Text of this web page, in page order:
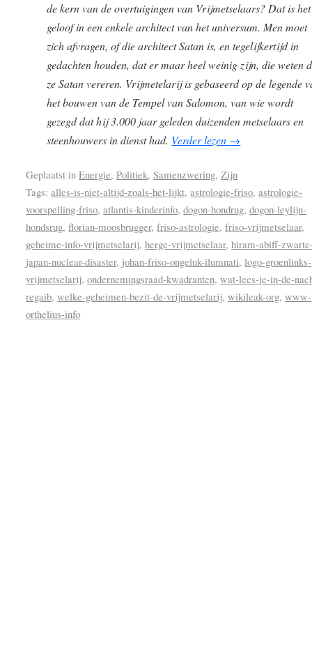
de kern van de overtuigingen van Vrijmetselaars? Dat is het
geloof in een enkele architect van het universum. Men moet
zich afvragen, of die architect Satan is, en tegelijkertijd in
gedachten houden, dat er maar heel weinig zijn, die weten
ze Satan vereren. Vrijmetelarij is gebaseerd op de legende
het bouwen van de Tempel van Salomon, van wie wordt
gezegd dat hij 3.000 jaar geleden duizenden metselaars en
steenhouwers in dienst had. Verder lezen →
Geplaatst in Energie,Politiek,Samenzwering,Zijn
Tags: alles-is-niet-altijd-zoals-het-lijkt,astrologie-friso,astrologie-
voorspelling-friso,atlantis-kinderinfo,dogon-hondrug,dogon-leylijn-
hondsrug,florian-moosbrugger,friso-astrologie,friso-vrijmetselaar,
geheime-info-vrijmetselarij,herge-vrijmetselaar,hiram-abiff-
japan-nuclear-disaster, johan-friso-ongeluk-ilumnati,logo-groenlinks-
vrijmetselarij,ondernemingsraad-kwadranten,wat-lees-je-in-de-
regaib,welke-geheimen-bezit-de-vrijmetselarij,wikileak-org,www-
orthelius-info